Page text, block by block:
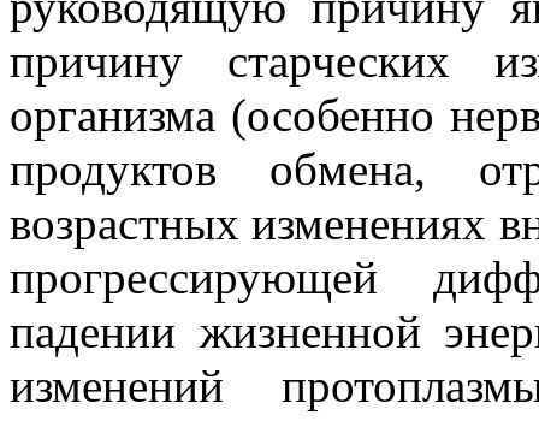
причину старческих
организма (особенно
продуктов обмена,
возрастных изменениях
прогрессирующей
падении жизненной
изменений